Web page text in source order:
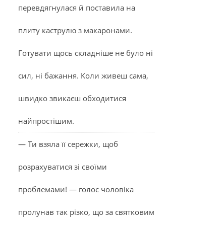
перевдягнулася й поставила на
плиту каструлю з макаронами.
Готувати щось складніше не було ні
сил, ні бажання. Коли живеш сама,
швидко звикаєш обходитися
найпростішим.
— Ти взяла її сережки, щоб
розрахуватися зі своїми
проблемами! — голос чоловіка
пролунав так різко, що за святковим